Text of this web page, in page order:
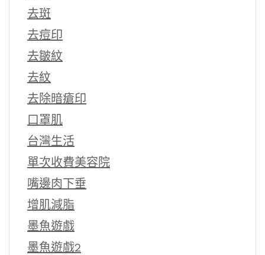
去斑
去痘印
去皺紋
去紋
去除暗瘡印
口罩肌
台灣生活
單次收費美容院
嘴邊肉下垂
增肌減脂
墨魚遊戲
墨魚遊戲2